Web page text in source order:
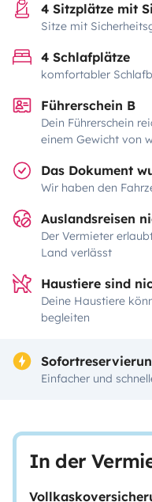
4 Sitzplätze mit
Sitze mit
4 Schlafplätze
komfortabler
Führerschein B
Dein Führerschein
einem Gewicht von
Das Dokument
Wir haben den
Auslandsreisen
Der Vermieter
Land verlässt
Haustiere sind
Deine Haustiere
begleiten
Einfacher und
In der